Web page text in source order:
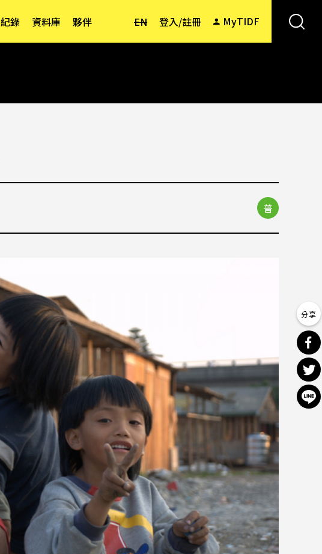
EN 登入/註冊 MyTIDF
紀錄 資料庫 夥伴
普